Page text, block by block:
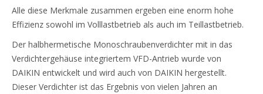
Alle diese Merkmale zusammen ergeben eine enorm hohe
Effizienz sowohl im Volllastbetrieb als auch im Teillastbetrieb.
Der halbhermetische Monoschraubenverdichter mit in das
Verdichtergehäuse integriertem VFD-Antrieb wurde von
DAIKIN entwickelt und wird auch von DAIKIN hergestellt.
Dieser Verdichter ist das Ergebnis von vielen Jahren an